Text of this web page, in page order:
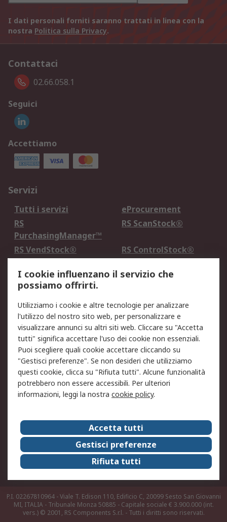
I dati personali forniti saranno trattati in linea con la
nostra Politica sulla Privacy.
Contattaci
02.66.058.1
Seguici
Accettiamo
Servizi
Tutti i servizi
eProcurement
RS
PurchasingManager™
RS ScanStock®
RS VendStock®
RS ControlStock®
Legale
Informativa Cookie
Informativa Privacy -
Aggiornata
Email Security
Termini d'uso
Condizioni di vendita
Condizioni generali di
servizio
Etica e responsabilità
Chi Siamo
Chi Siamo
Contattaci
Supporto
ESG
Carriere
RS Group
Press Centre
Discovery: il Blog di RS
P.I. 02267810964 - Viale T. Edison 110, Edificio C, 20099 Sesto San Giovanni
MI, ITALIA - Tribunale Monza 50885 - Capitale sociale € 3.900.000 (int.
vers.) © 2001, RS Components S.r.l. - Tutti i diritti sono riservati.
I cookie influenzano il servizio che
possiamo offrirti.
Utilizziamo i cookie e altre tecnologie per analizzare
l'utilizzo del nostro sito web, per personalizzare e
visualizzare annunci su altri siti web. Cliccare su "Accetta
tutti" significa accettare l'uso dei cookie non essenziali.
Puoi scegliere quali cookie accettare cliccando su
"Gestisci preferenze". Se non desideri che utilizziamo
questi cookie, clicca su "Rifiuta tutti". Alcune funzionalità
potrebbero non essere accessibili. Per ulteriori
informazioni, leggi la nostra cookie policy.
Accetta tutti
Gestisci preferenze
Rifiuta tutti